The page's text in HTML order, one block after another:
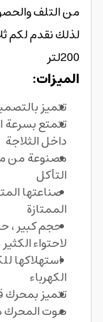
من التلف
200لتر
الميزات:
تتميز
تتمتع بسرعة
داخل الثلاجة
مصنوعة من
التآكل
صناعتها
الممتازة
لاحتواء
استهلاكها
الكهرباء
تتميز بمحرك
صوت المحرك